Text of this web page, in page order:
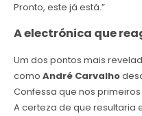
Pronto, este já está.”
A electrónica que
Um dos pontos mais
como André Carvalho
Confessa que nos
A certeza de que resultaria